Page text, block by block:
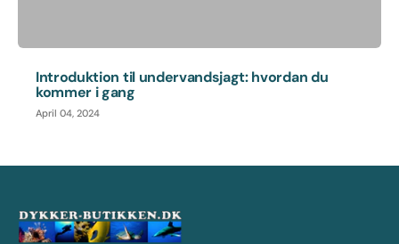
Introduktion til undervandsjagt: hvordan du
kommer i gang
April 04, 2024